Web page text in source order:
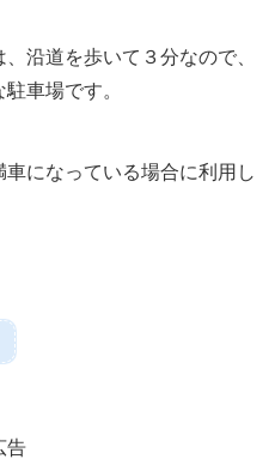
沿道を歩いて３分なので、
車場です。
になっている場合に利用し
告